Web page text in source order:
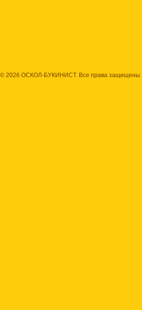
© 2026 ОСКОЛ-БУКИНИСТ. Все права защищены.